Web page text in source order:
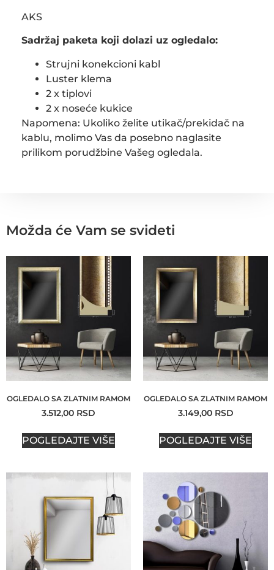
AKS
Sadržaj paketa koji dolazi uz ogledalo:
Strujni konekcioni kabl
Luster klema
2 x tiplovi
2 x noseće kukice
Napomena: Ukoliko želite utikač/prekidač na
kablu, molimo Vas da posebno naglasite
prilikom porudžbine Vašeg ogledala.
Možda će Vam se svideti
OGLEDALO SA ZLATNIM RAMOM
3.512,00 RSD
POGLEDAJTE VIŠE
OGLEDALO SA ZLATNIM RAMOM
3.149,00 RSD
POGLEDAJTE VIŠE